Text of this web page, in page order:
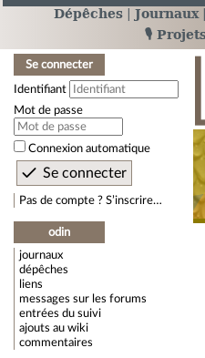
Dépêches Journaux
🎙️
Se connecter
Identifiant
Mot de passe
Connexion automatique
Pas de compte ? S’inscrire…
odin
journaux
dépêches
liens
messages sur les forums
entrées du suivi
ajouts au wiki
commentaires